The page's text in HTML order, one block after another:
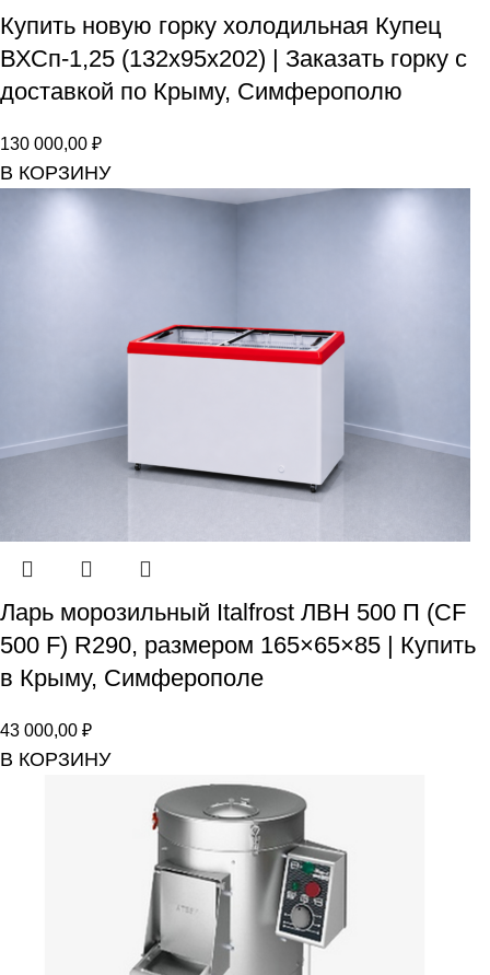
Купить новую горку холодильная Купец
ВХСп-1,25 (132х95х202) | Заказать горку с
доставкой по Крыму, Симферополю
130 000,00 ₽
В КОРЗИНУ
Ларь морозильный Italfrost ЛВН 500 П (CF
500 F) R290, размером 165×65×85 | Купить
в Крыму, Симферополе
43 000,00 ₽
В КОРЗИНУ